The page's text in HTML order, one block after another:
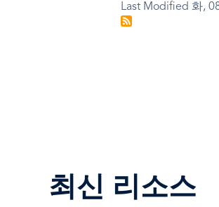
Last Modified 화,
최신 리소스